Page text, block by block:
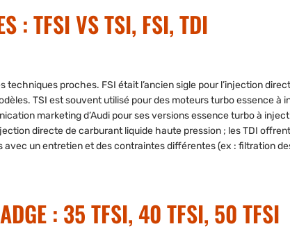
: TFSI VS TSI, FSI, TDI
techniques proches. FSI était l’ancien sigle pour l’injection
TSI est souvent utilisé pour des moteurs turbo essence à
marketing d’Audi pour ses versions essence turbo à
directe de carburant liquide haute pression ; les TDI
avec un entretien et des contraintes différentes (ex : filtration
: 35 TFSI, 40 TFSI, 50 TFSI